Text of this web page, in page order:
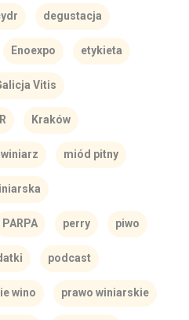
degustacja
Enoexpo etykieta
Vitis
Kraków
winiarz miód pitny
PARPA perry piwo
podcast
wino prawo winiarskie